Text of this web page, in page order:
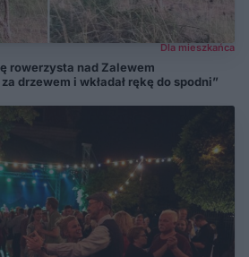
Dla mieszkańca
rowerzysta nad Zalewem
drzewem i wkładał rękę do spodni”